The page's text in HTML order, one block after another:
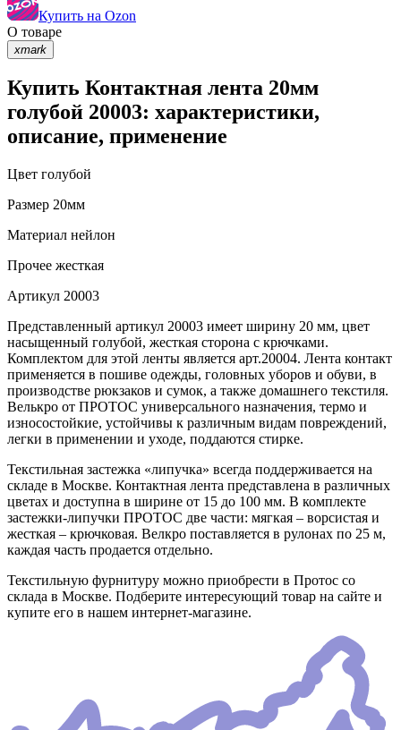
Купить на Ozon
О товаре
xmark
Купить Контактная лента 20мм
голубой 20003: характеристики,
описание, применение
Цвет голубой
Размер 20мм
Материал нейлон
Прочее жесткая
Артикул 20003
Представленный артикул 20003 имеет ширину 20 мм, цвет
насыщенный голубой, жесткая сторона с крючками.
Комплектом для этой ленты является арт.20004. Лента контакт
применяется в пошиве одежды, головных уборов и обуви, в
производстве рюкзаков и сумок, а также домашнего текстиля.
Велькро от ПРОТОС универсального назначения, термо и
износостойкие, устойчивы к различным видам повреждений,
легки в применении и уходе, поддаются стирке.
Текстильная застежка «липучка» всегда поддерживается на
складе в Москве. Контактная лента представлена в различных
цветах и доступна в ширине от 15 до 100 мм. В комплекте
застежки-липучки ПРОТОС две части: мягкая – ворсистая и
жесткая – крючковая. Велкро поставляется в рулонах по 25 м,
каждая часть продается отдельно.
Текстильную фурнитуру можно приобрести в Протос со
склада в Москве. Подберите интересующий товар на сайте и
купите его в нашем интернет-магазине.